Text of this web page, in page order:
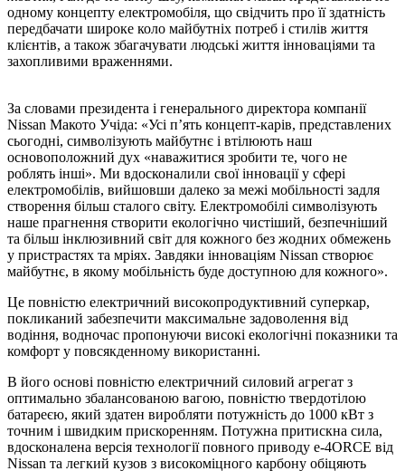
одному концепту електромобіля, що свідчить про її здатність
передбачати широке коло майбутніх потреб і стилів життя
клієнтів, а також збагачувати людські життя інноваціями та
захопливими враженнями.
За словами президента і генерального директора компанії
Nissan Макото Учіда: «Усі п’ять концепт-карів, представлених
сьогодні, символізують майбутнє і втілюють наш
основоположний дух «наважитися зробити те, чого не
роблять інші». Ми вдосконалили свої інновації у сфері
електромобілів, вийшовши далеко за межі мобільності задля
створення більш сталого світу. Електромобілі символізують
наше прагнення створити екологічно чистіший, безпечніший
та більш інклюзивний світ для кожного без жодних обмежень
у пристрастях та мріях. Завдяки інноваціям Nissan створює
майбутнє, в якому мобільність буде доступною для кожного».
Це повністю електричний високопродуктивний суперкар,
покликаний забезпечити максимальне задоволення від
водіння, водночас пропонуючи високі екологічні показники та
комфорт у повсякденному використанні.
В його основі повністю електричний силовий агрегат з
оптимально збалансованою вагою, повністю твердотілою
батареєю, який здатен виробляти потужність до 1000 кВт з
точним і швидким прискоренням. Потужна притискна сила,
вдосконалена версія технології повного приводу e-4ORCE від
Nissan та легкий кузов з високоміцного карбону обіцяють